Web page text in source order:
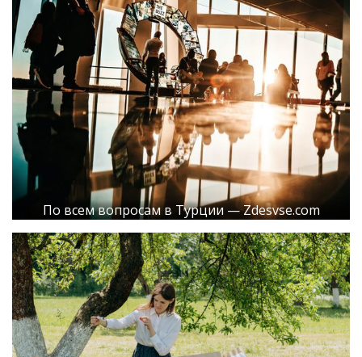
По всем вопросам в Турции — Zdesvse.com